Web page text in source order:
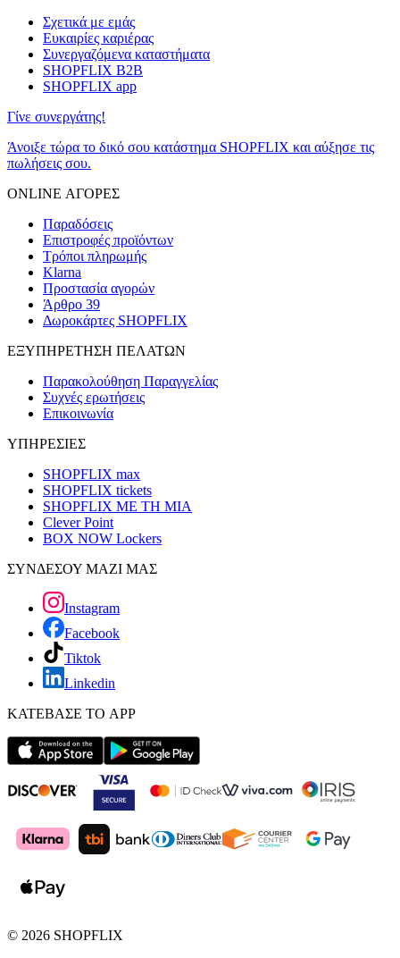
Σχετικά με εμάς
Ευκαιρίες καριέρας
Συνεργαζόμενα καταστήματα
SHOPFLIX B2B
SHOPFLIX app
Γίνε συνεργάτης!
Άνοιξε τώρα το δικό σου κατάστημα SHOPFLIX και αύξησε τις
πωλήσεις σου.
ONLINE ΑΓΟΡΕΣ
Παραδόσεις
Επιστροφές προϊόντων
Τρόποι πληρωμής
Klarna
Προστασία αγορών
Άρθρο 39
Δωροκάρτες SHOPFLIX
ΕΞΥΠΗΡΕΤΗΣΗ ΠΕΛΑΤΩΝ
Παρακολούθηση Παραγγελίας
Συχνές ερωτήσεις
Επικοινωνία
ΥΠΗΡΕΣΙΕΣ
SHOPFLIX max
SHOPFLIX tickets
SHOPFLIX ΜΕ ΤΗ ΜΙΑ
Clever Point
BOX NOW Lockers
ΣΥΝΔΕΣΟΥ ΜΑΖΙ ΜΑΣ
Instagram
Facebook
Tiktok
Linkedin
ΚΑΤΕΒΑΣΕ ΤΟ APP
© 2026 SHOPFLIX